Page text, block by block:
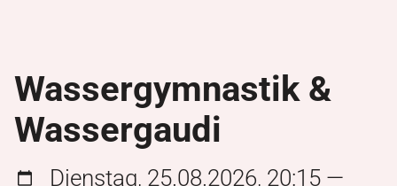
Wassergymnastik &
Wassergaudi
Dienstag, 25.08.2026, 20:15 —